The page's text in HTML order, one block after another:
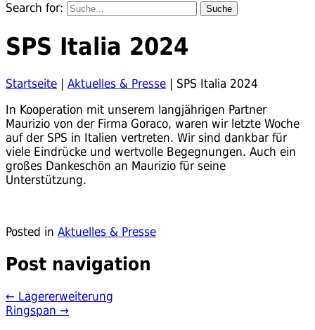
Search for:
SPS Italia 2024
Startseite | Aktuelles & Presse | SPS Italia 2024
In Kooperation mit unserem langjährigen Partner
Maurizio von der Firma Goraco, waren wir letzte Woche
auf der SPS in Italien vertreten. Wir sind dankbar für
viele Eindrücke und wertvolle Begegnungen. Auch ein
großes Dankeschön an Maurizio für seine
Unterstützung.
Posted in Aktuelles & Presse
Post navigation
← Lagererweiterung
Ringspan →